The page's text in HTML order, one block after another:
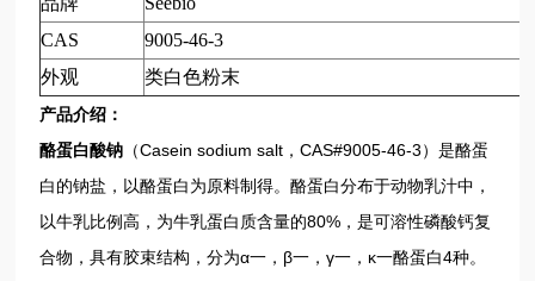
CAS
9005-46-3
外观
类白色粉末
产品介绍：
酪蛋白酸钠 （Casein sodium salt，CAS#9005-46-3）是酪蛋
白的钠盐，以酪蛋白为原料制得。酪蛋白分布于动物乳汁中，
以牛乳比例高，为牛乳蛋白质含量的80%，是可溶性磷酸钙复
合物，具有胶束结构，分为α一，β一，γ一，κ一酪蛋白4种。